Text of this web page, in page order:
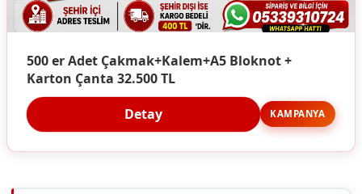
500 er Adet Çakmak+Kalem+A5 Bloknot +
Karton Çanta 32.500 TL
Detay KAMPANYA